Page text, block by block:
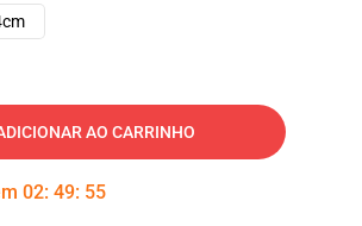
AO CARRINHO
02: 49: 54